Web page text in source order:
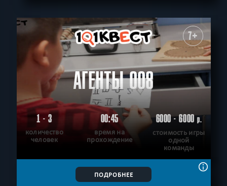
7+
АГЕНТЫ 008
1 - 3
количество
человек
00:45
время на
прохождение
6000 - 6000р.
стоимость игры
одной
команды
ПОДРОБНЕЕ